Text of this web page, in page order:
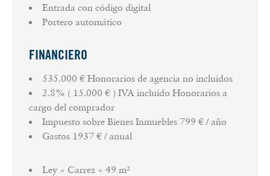
Entrada con código digital
Portero automático
FINANCIERO
535.000 € Honorarios de agencia no incluidos
2.8% ( 15.000 € ) IVA incluido Honorarios a
cargo del comprador
Impuesto sobre Bienes Inmuebles 799 € / año
Gastos 1937 € / anual
Ley « Carrez » 49 m²